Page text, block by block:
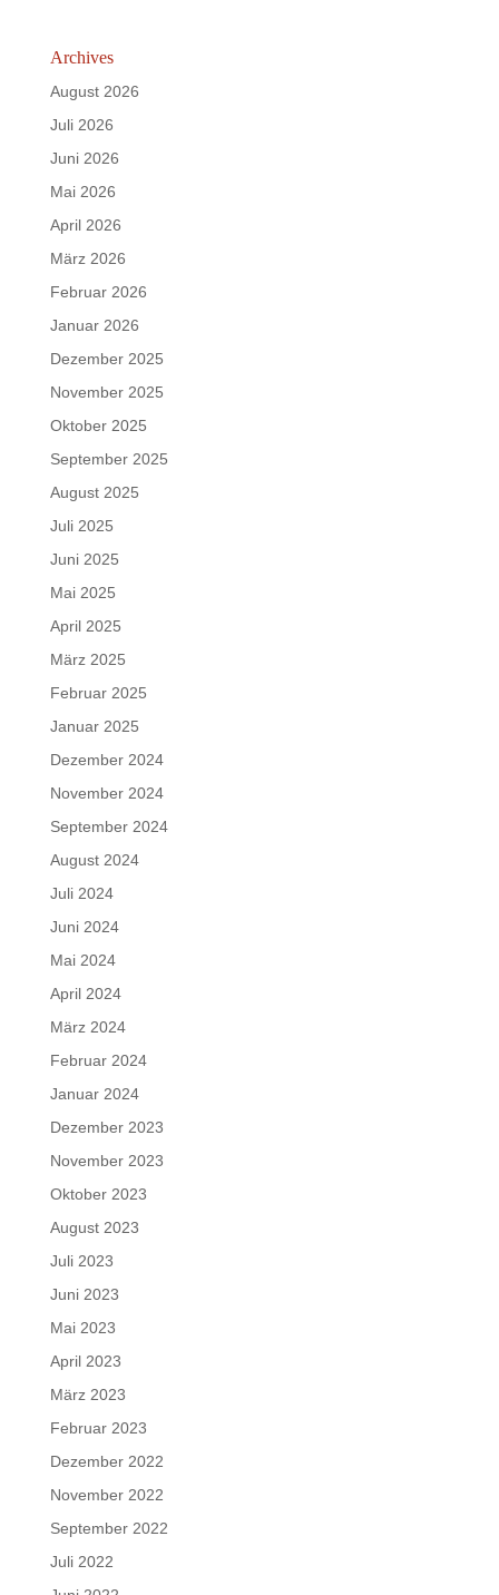
Archives
August 2026
Juli 2026
Juni 2026
Mai 2026
April 2026
März 2026
Februar 2026
Januar 2026
Dezember 2025
November 2025
Oktober 2025
September 2025
August 2025
Juli 2025
Juni 2025
Mai 2025
April 2025
März 2025
Februar 2025
Januar 2025
Dezember 2024
November 2024
September 2024
August 2024
Juli 2024
Juni 2024
Mai 2024
April 2024
März 2024
Februar 2024
Januar 2024
Dezember 2023
November 2023
Oktober 2023
August 2023
Juli 2023
Juni 2023
Mai 2023
April 2023
März 2023
Februar 2023
Dezember 2022
November 2022
September 2022
Juli 2022